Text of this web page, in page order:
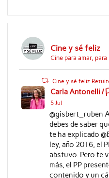
Cine y sé feliz
Cine para amar,
Cine y sé feliz
Carla Antonelli
5 Jul
@gisbert_ruben
debes de saber
te ha explicado
ley, año 2016, el
abstuvo. Pero te
más, el PP
contenido y un